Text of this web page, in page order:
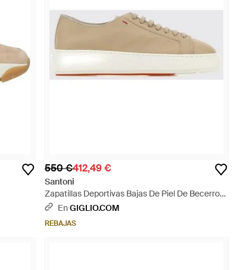
550 €412,49 €
Santoni
Zapatillas Deportivas Bajas De Piel De Becerro
Graneada Con Puntera Redonda - Neutro
EnGIGLIO.COM
REBAJAS